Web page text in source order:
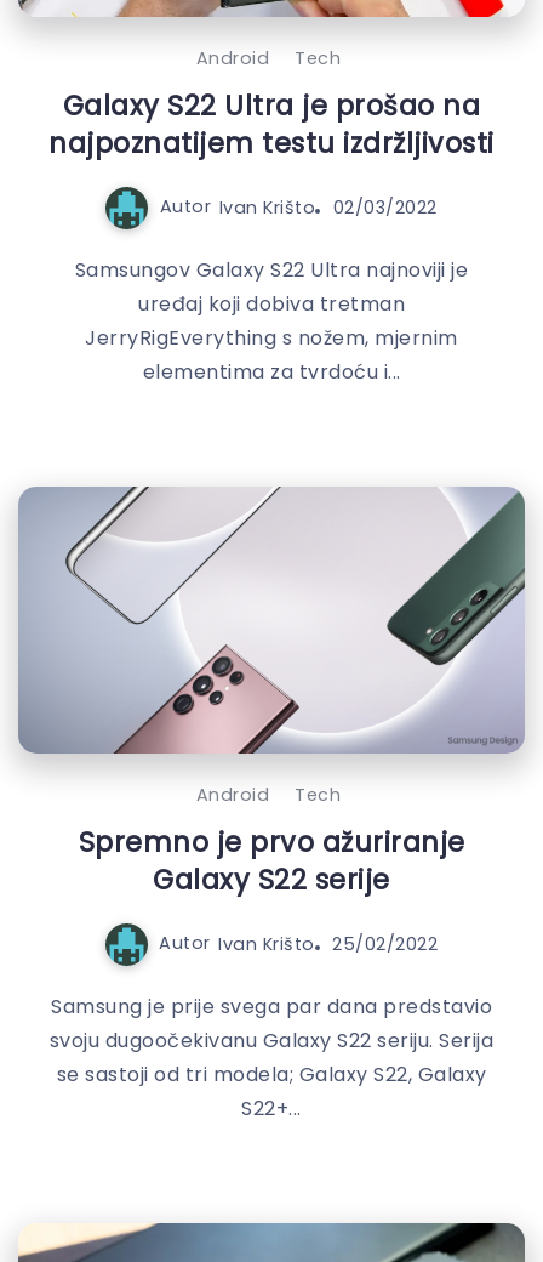
Android Tech
Galaxy S22 Ultra je prošao na
najpoznatijem testu izdržljivosti
Autor Ivan Krišto 02/03/2022
Samsungov Galaxy S22 Ultra najnoviji je
uređaj koji dobiva tretman
JerryRigEverything s nožem, mjernim
elementima za tvrdoću i...
Android Tech
Spremno je prvo ažuriranje
Galaxy S22 serije
Autor Ivan Krišto 25/02/2022
Samsung je prije svega par dana predstavio
svoju dugoočekivanu Galaxy S22 seriju. Serija
se sastoji od tri modela; Galaxy S22, Galaxy
S22+...